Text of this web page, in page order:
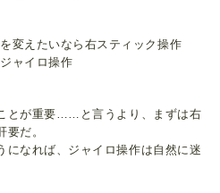
変えたいなら右スティック操作
ャイロ操作
とが重要……と言うより、まずは右
だ。
になれば、ジャイロ操作は自然に迷